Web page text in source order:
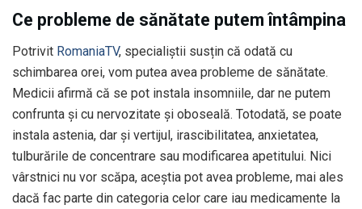
Ce probleme de sănătate putem întâmpina
Potrivit RomaniaTV, specialiștii susțin că odată cu
schimbarea orei, vom putea avea probleme de sănătate.
Medicii afirmă că se pot instala insomniile, dar ne putem
confrunta și cu nervozitate și oboseală. Totodată, se poate
instala astenia, dar și vertijul, irascibilitatea, anxietatea,
tulburările de concentrare sau modificarea apetitului. Nici
vârstnici nu vor scăpa, aceștia pot avea probleme, mai ales
dacă fac parte din categoria celor care iau medicamente la